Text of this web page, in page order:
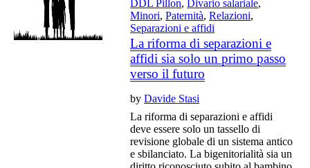
DDL Pillon, Divario salariale,
Minori,Paternità,Relazioni,
Separazioni e affidi
La riforma di separazioni e
affidi sia solo un primo passo
verso il futuro
byDavide Stasi
La riforma di separazioni e affidi
deve essere solo un tassello di
revisione globale di un sistema antico
e sbilanciato. La bigenitorialità sia un